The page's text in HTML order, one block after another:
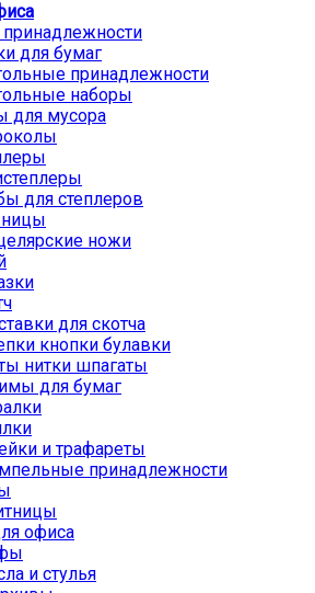
для бумаг
принадлежности
наборы
для мусора
для степлеров
ножи
для скотча
кнопки булавки
нитки шпагаты
для бумаг
и трафареты
принадлежности
офиса
и стулья